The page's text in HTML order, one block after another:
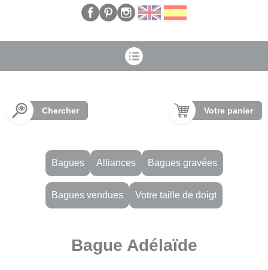
Chercher Votre panier
Bagues Alliances Bagues gravées
Bagues vendues Votre taille de doigt
Bague Adélaïde